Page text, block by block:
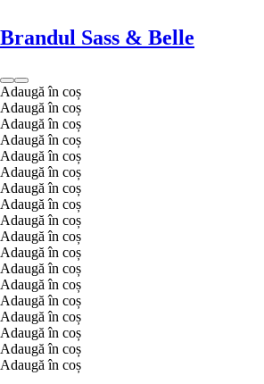
Brandul Sass & Belle
Adaugă în coș
Adaugă în coș
Adaugă în coș
Adaugă în coș
Adaugă în coș
Adaugă în coș
Adaugă în coș
Adaugă în coș
Adaugă în coș
Adaugă în coș
Adaugă în coș
Adaugă în coș
Adaugă în coș
Adaugă în coș
Adaugă în coș
Adaugă în coș
Adaugă în coș
Adaugă în coș